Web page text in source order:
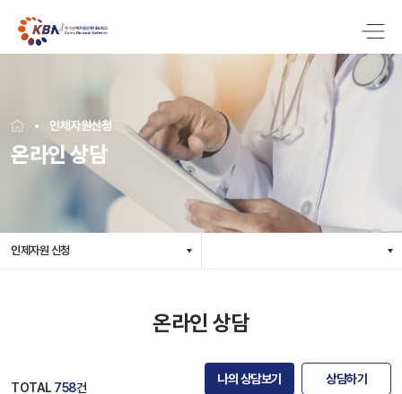
인체자원신청
온라인 상담
인제자원 신청
온라인 상담
TOTAL 758건
나의 상담보기 상담하기